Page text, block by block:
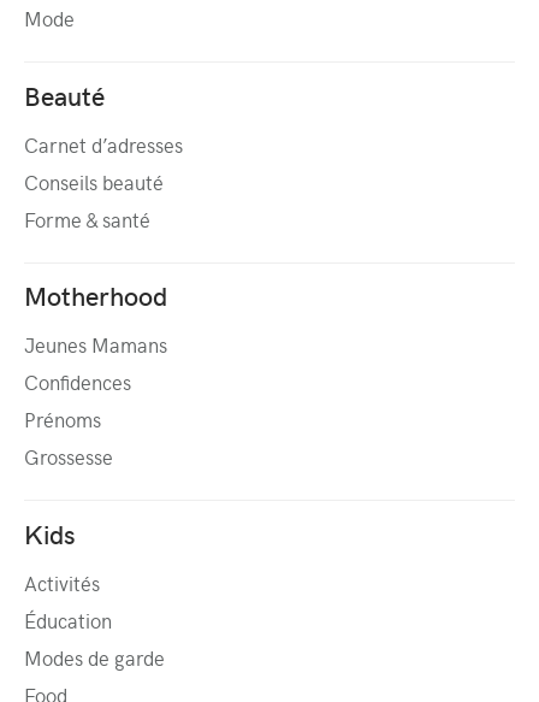
Mode
Beauté
Carnet d’adresses
Conseils beauté
Forme & santé
Motherhood
Jeunes Mamans
Confidences
Prénoms
Grossesse
Kids
Activités
Éducation
Modes de garde
Food